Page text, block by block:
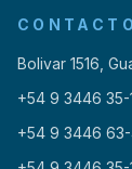
CONTACTO
Bolivar 1516,
+54 9 3446 35-
+54 9 3446